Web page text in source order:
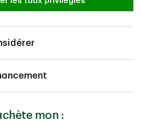
grâce à la TD
avantages et options de
mon :